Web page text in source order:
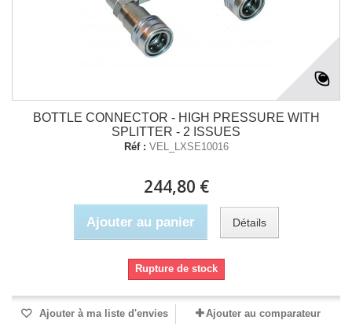
BOTTLE CONNECTOR - HIGH PRESSURE WITH
SPLITTER - 2 ISSUES
Réf : VEL_LXSE10016
244,80 €
Ajouter au panier Détails
Rupture de stock
Ajouter à ma liste d'envies Ajouter au comparateur